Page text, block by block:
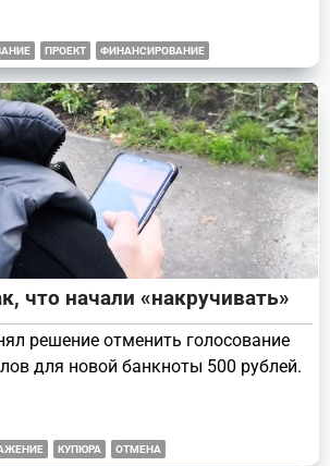
ПРОЕКТ ФИНАНСИРОВАНИЕ
что начали «накручивать»
решение отменить голосование
для новой банкноты 500 рублей.
КУПЮРА ОТМЕНА